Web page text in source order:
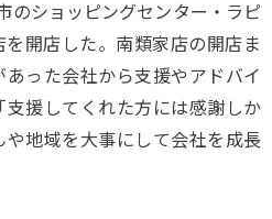
のショッピングセンター・ラピ
開店した。南類家店の開店ま
った会社から支援やアドバイ
援してくれた方には感謝しか
地域を大事にして会社を成長